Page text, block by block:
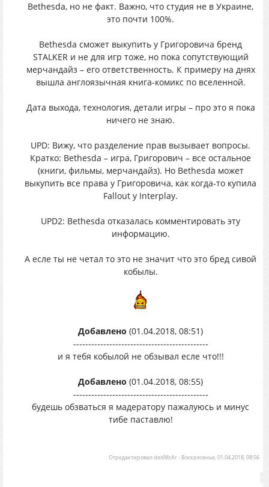
Bethesda, но не факт. Важно, что студия не в Украине,
это почти 100%.
Bethesda сможет выкупить у Григоровича бренд
STALKER и не для игр тоже, но пока сопутствующий
мерчандайз – его ответственность. К примеру на днях
вышла англоязычная книга-комикс по вселенной.
Дата выхода, технология, детали игры – про это я пока
ничего не знаю.
UPD: Вижу, что разделение прав вызывает вопросы.
Кратко: Bethesda – игра, Григорович – все остальное
(книги, фильмы, мерчандайз). Но Bethesda может
выкупить все права у Григоровича, как когда-то купила
Fallout у Interplay.
UPD2: Bethesda отказалась комментировать эту
информацию.
А есле ты не четал то это не значит что это бред сивой
кобылы.
Добавлено (01.04.2018, 08:51)
---------------------------------------------
и я тебя кобылой не обзывал есле что!!!
Добавлено (01.04.2018, 08:55)
---------------------------------------------
будешь обзваться я мадератору пажалуюсь и минус
тибе паставлю!
ОтредактировалdedMcAr- Воскресенье, 01.04.2018, 08:56